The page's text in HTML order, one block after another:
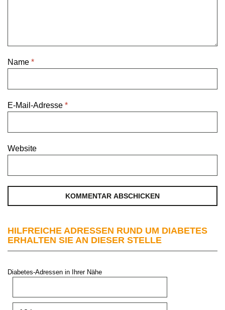
Name *
E-Mail-Adresse *
Website
HILFREICHE ADRESSEN RUND UM DIABETES
ERHALTEN SIE AN DIESER STELLE
Diabetes-Adressen in Ihrer Nähe